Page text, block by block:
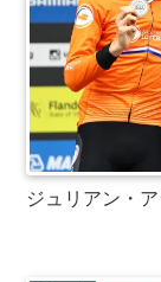
ジュリアン・